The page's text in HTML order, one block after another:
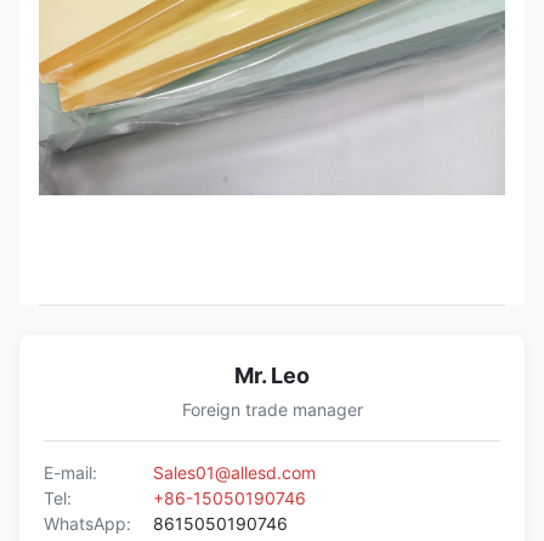
Mr. Leo
Foreign trade manager
E-mail:
Sales01@allesd.com
Tel:
+86-15050190746
WhatsApp:
8615050190746